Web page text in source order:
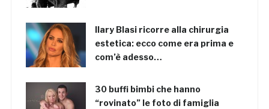
Ilary Blasi ricorre alla chirurgia
estetica: ecco come era prima e
com’è adesso…
30 buffi bimbi che hanno
“rovinato” le foto di famiglia